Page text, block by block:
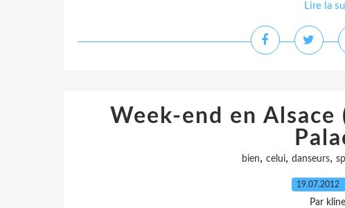
Lire la
Week-end en Alsace
bien, celui, danseurs,
19.07.2012
Par